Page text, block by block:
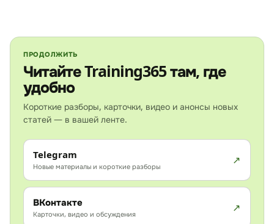
ПРОДОЛЖИТЬ
Читайте Training365 там, где
удобно
Короткие разборы, карточки, видео и анонсы новых
статей — в вашей ленте.
Telegram
Новые материалы и короткие разборы
ВКонтакте
Карточки, видео и обсуждения